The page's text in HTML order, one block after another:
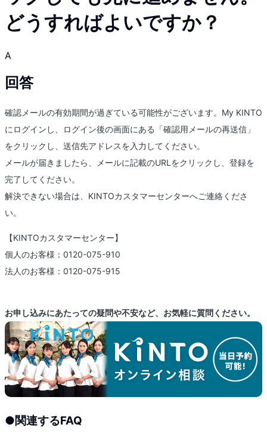
どうすればよいですか？
A
回答
確認メールの有効期間が過ぎている可能性がございます。My KINTO
にログインし、ログイン後の画面にある「確認用メールの再送信」
をクリックし、送信先アドレスを入力してください。
メールが届きましたら、メールに記載のURLをクリックし、登録を
完了してください。
解決できない場合は、KINTOカスタマーセンターへご連絡くださ
い。
【KINTOカスタマーセンター】
個人のお客様：0120-075-910
法人のお客様：0120-075-915
お申し込みにあたっての疑問や不安など、お気軽に質問ください。
●関連するFAQ